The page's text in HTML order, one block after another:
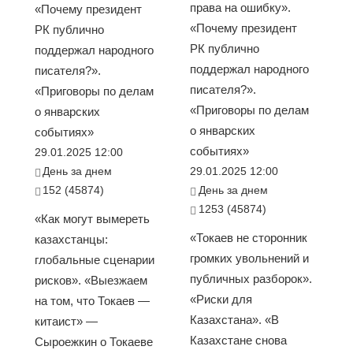
«Почему президент
РК публично
поддержал народного
писателя?».
«Приговоры по делам
о январских
событиях»
29.01.2025 12:00
День за днем
152 (45874)
«Как могут вымереть
казахстанцы:
глобальные сценарии
рисков». «Выезжаем
на том, что Токаев —
китаист» —
Сыроежкин о Токаеве
права на ошибку».
«Почему президент
РК публично
поддержал народного
писателя?».
«Приговоры по делам
о январских
событиях»
29.01.2025 12:00
День за днем
1253 (45874)
«Токаев не сторонник
громких увольнений и
публичных разборок».
«Риски для
Казахстана». «В
Казахстане снова